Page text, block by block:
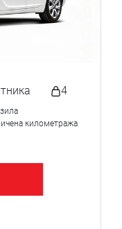
4
километража